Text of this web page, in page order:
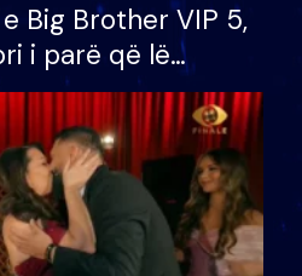
Big Brother VIP 5,
i parë që lë
mundësinë për
madh